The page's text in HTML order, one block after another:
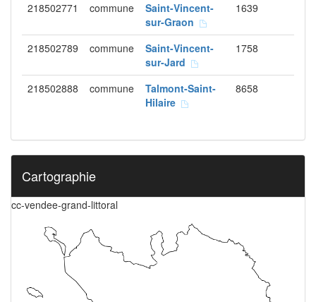
218502771 commune
Saint-Vincent-
sur-Graon
1639
218502789 commune
Saint-Vincent-
sur-Jard
1758
218502888 commune
Talmont-Saint-
Hilaire
8658
Cartographie
cc-vendee-grand-littoral